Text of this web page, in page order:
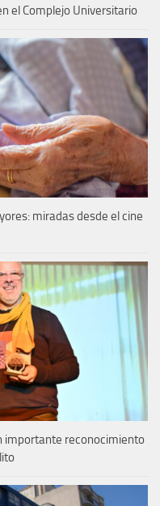
el Complejo Universitario
miradas desde el cine
importante reconocimiento